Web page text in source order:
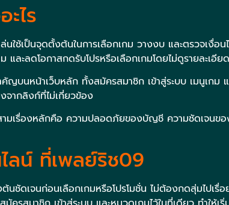
ไร
ช้เป็นจุดตั้งต้นในการเลือกเกม วางงบ และตรวจเงื่อนไ
ละลดโอกาสกดรับโปรหรือเลือกเกมโดยไม่ดูรายละเอียด
ญบนหน้าเว็บหลัก ทั้งสมัครสมาชิก เข้าสู่ระบบ เมนูเกม
จากลิงก์ที่ไม่เกี่ยวข้อง
มเรื่องหลักคือ ความปลอดภัยของบัญชี ความชัดเจนขอ
ลน์ ที่เพลย์ริช09
ชัดเจนก่อนเลือกเกมหรือโปรโมชั่น ไม่ต้องกดสุ่มไปเรื่